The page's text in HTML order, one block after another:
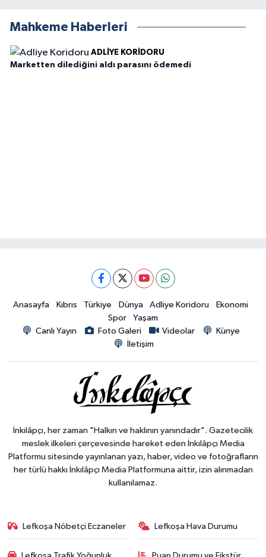
Mahkeme Haberleri
ADLIYE KORIDORU
Marketten dilediğini aldı parasını ödemedi
Anasayfa Kıbrıs Türkiye Dünya Adliye Koridoru
Ekonomi
Spor
Yaşam
Canlı Yayın
Foto Galeri Videolar
Künye
İletişim
İnkılâpçı, her zaman "Halkın ve haklının yanındadır". Gazetecilik
meslek ilkeleri çerçevesinde hareket eden İnkılâpçı Media
Platformu sitesinde yayınlanan yazı, haber, video ve fotoğrafların
her türlü hakkı İnkılâpçı Media Platformuna aittir, izin alınmadan
kullanılamaz.
Lefkoşa Nöbetçi Eczaneler Lefkoşa Hava Durumu
Lefkoşa Trafik Yoğunluk Puan Durumu ve Fikstür